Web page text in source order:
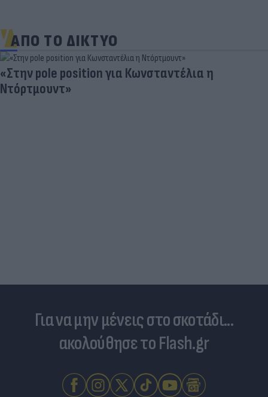
ΑΠΟ ΤΟ ΔΙΚΤΥΟ
«Στην pole position για Κωνσταντέλια η
Ντόρτμουντ»
Για να μην μένεις στο σκοτάδι...
ακολούθησε το Flash.gr